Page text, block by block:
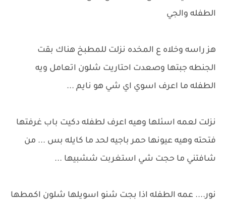
الطفله والجي
هز راسه وخلاه ع المخده نزلت للمطبخ هناك بقت
الجنطه جبتها وصعدت احتاريت شلون اتعامل ويه
الطفله ما اعرف اسوي اي شي هو نايم ...
نزلت لعمه اسئلها وهيه اعرف لطفله دكيت باب غرفتها
فتحته وهيه عيونها حمر باجيه لحد ما كايله بس ... من
شافتني ما حجت شي استغربت ششبيها ...
نور.... عمه الطفله اذا بجت شنو اسويلها شلون اكمطها